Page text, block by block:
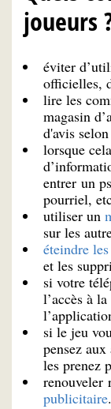
joueurs
éviter
officielles,
lire les
magasin
d'avis
lorsque
entrer un
pourriel,
utiliser un
sur les
éteindre
et les
si votre
l’accès à
si le jeu
pensez
les prenez
renouveler
publicitaire.